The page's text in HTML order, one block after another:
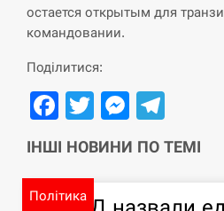
13:53
В Москве
СЕРПЕНЬ
13:40
Лейпцига виявили
СЕРПЕНЬ
остается открытым для
командовании.
Поділитися:
Facebook
Twitter
ІНШІ НОВИНИ ПО ТЕМІ
Політика